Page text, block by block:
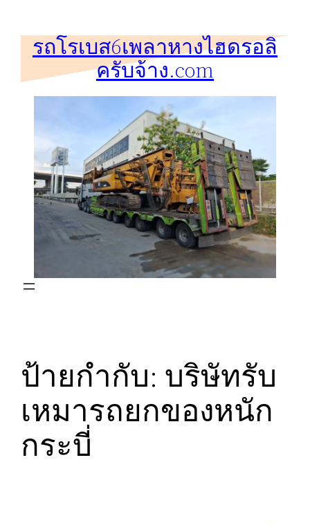
รถโรเบส6เพลาหางไฮดรอลิ
ครับจ้าง.com
ป้ายกำกับ: บริษัทรับ
เหมารถยกของหนัก
กระบี่